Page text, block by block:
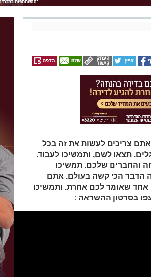
צריכים לעשות את זה בכל
תצאו לשם, ותמשיכו לעבוד.
והחברים שלכם. תמשיכו
הדבר הכי קשה בעולם. אתם
אחד שאומר לכם אחרת. ותמשיכו
בסרטון ההשראה :